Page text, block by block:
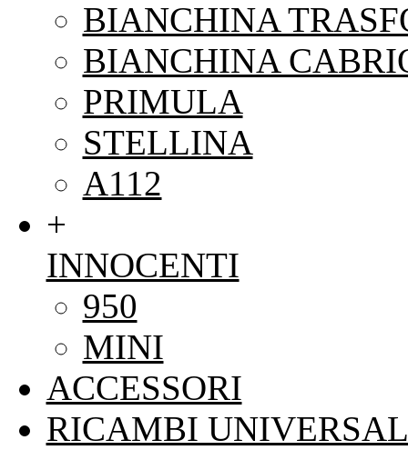
BIANCHINA
BIANCHINA
PRIMULA
STELLINA
A112
+
INNOCENTI
950
MINI
ACCESSORI
RICAMBI